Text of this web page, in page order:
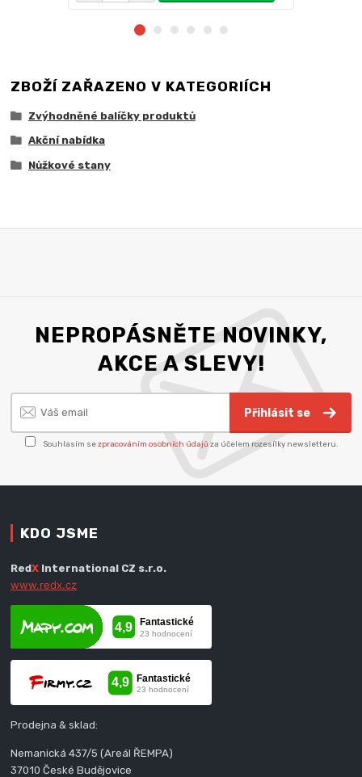
ZBOŽÍ ZAŘAZENO V KATEGORIÍCH
Zvýhodněné balíčky produktů
Akční nabídka
Nůžkové stany
NEPROPÁSNĚTE NOVINKY,
AKCE A SLEVY!
Přihlásit se
Souhlasím sezpracováním osobních údajů za účelem rozesílky newsletteru.
KDO JSME
RedX International CZ s.r.o.
www.redx.cz
Prodejna & sklad:
Nemanická 437/5 (Areál ŘEMPA)
37010 České Budějovice